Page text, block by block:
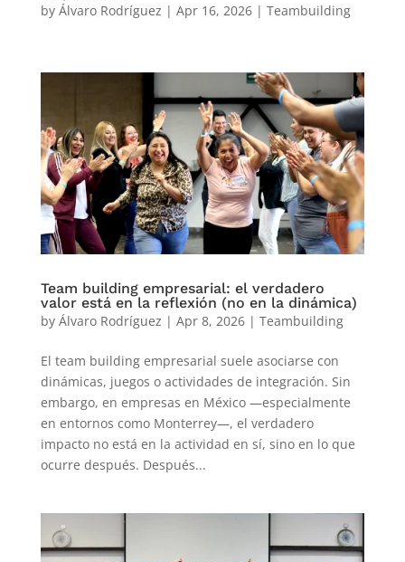
by Álvaro Rodríguez | Apr 16, 2026| Teambuilding
Team building empresarial: el verdadero
valor está en la reflexión (no en la dinámica)
by Álvaro Rodríguez | Apr 8, 2026| Teambuilding
El team building empresarial suele asociarse con
dinámicas, juegos o actividades de integración. Sin
embargo, en empresas en México —especialmente
en entornos como Monterrey—, el verdadero
impacto no está en la actividad en sí, sino en lo que
ocurre después. Después...